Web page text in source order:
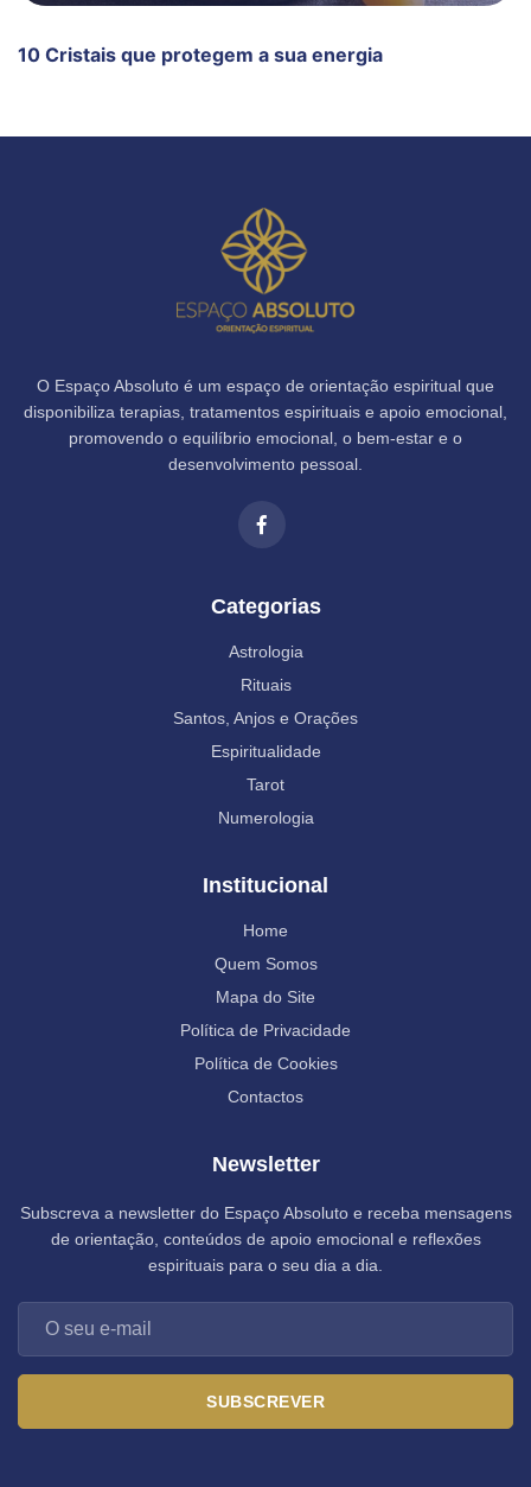
10 Cristais que protegem a sua energia
O Espaço Absoluto é um espaço de orientação espiritual que
disponibiliza terapias, tratamentos espirituais e apoio emocional,
promovendo o equilíbrio emocional, o bem-estar e o
desenvolvimento pessoal.
Categorias
Astrologia
Rituais
Santos, Anjos e Orações
Espiritualidade
Tarot
Numerologia
Institucional
Home
Quem Somos
Mapa do Site
Política de Privacidade
Política de Cookies
Contactos
Newsletter
Subscreva a newsletter do Espaço Absoluto e receba mensagens
de orientação, conteúdos de apoio emocional e reflexões
espirituais para o seu dia a dia.
SUBSCREVER